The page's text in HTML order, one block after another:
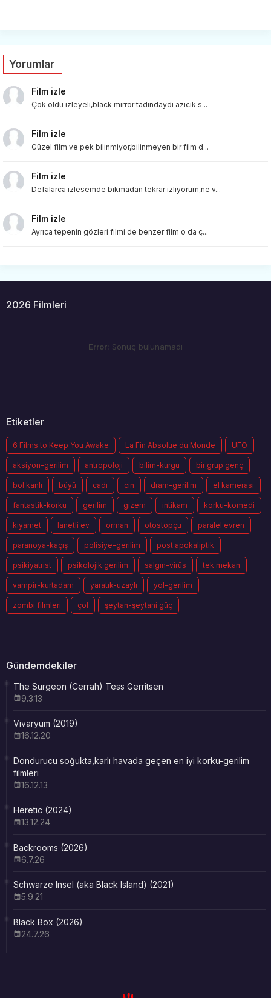
Yorumlar
Film izle
Çok oldu izleyeli,black mirror tadindaydi azıcık.s...
Film izle
Güzel film ve pek bilinmiyor,bilinmeyen bir film d...
Film izle
Defalarca izlesemde bıkmadan tekrar izliyorum,ne v...
Film izle
Ayrıca tepenin gözleri filmi de benzer film o da ç...
2026 Filmleri
Error: Sonuç bulunamadı
Etiketler
6 Films to Keep You Awake La Fin Absolue du Monde UFO
aksiyon-gerilim antropoloji bilim-kurgu bir grup genç
bol kanlı büyü cadı cin dram-gerilim el kamerası
fantastik-korku gerilim gizem intikam korku-komedi
kıyamet lanetli ev orman otostopçu paralel evren
paranoya-kaçış polisiye-gerilim post apokaliptik
psikiyatrist psikolojik gerilim salgın-virüs tek mekan
vampir-kurtadam yaratık-uzaylı yol-gerilim
zombi filmleri çöl şeytan-şeytani güç
Gündemdekiler
The Surgeon (Cerrah) Tess Gerritsen
9.3.13
Vivaryum (2019)
16.12.20
Dondurucu soğukta,karlı havada geçen en iyi korku-gerilim
filmleri
16.12.13
Heretic (2024)
13.12.24
Backrooms (2026)
6.7.26
Schwarze Insel (aka Black Island) (2021)
5.9.21
Black Box (2026)
24.7.26